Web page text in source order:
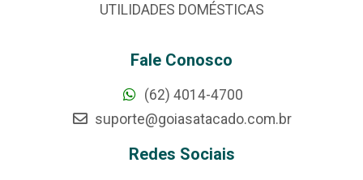
UTILIDADES DOMÉSTICAS
Fale Conosco
(62) 4014-4700
suporte@goiasatacado.com.br
Redes Sociais